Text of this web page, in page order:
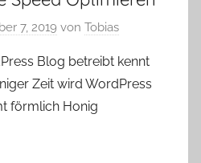
7, 2019 von Tobias
Blog betreibt kennt
Zeit wird WordPress
förmlich Honig